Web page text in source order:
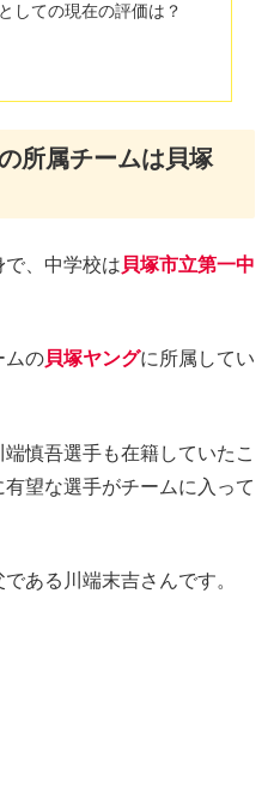
しての現在の評価は？
所属チームは貝塚
、中学校は 貝塚市立第一中
ムの貝塚ヤングに所属してい
慎吾選手も在籍していたこ
望な選手がチームに入って
ある川端末吉さんです。